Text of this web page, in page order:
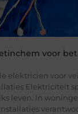
voor
elektricien voor
Elektriciteit
leven. In